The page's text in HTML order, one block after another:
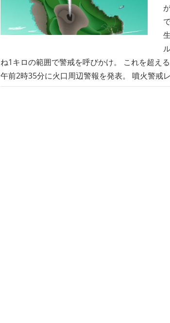
ね1キロの範囲で警戒を呼びかけ。 これを超え
午前2時35分に火口周辺警報を発表。 噴火警戒